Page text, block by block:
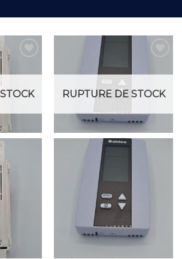
Wishlist
Wishlist
RUPTURE DE STOCK